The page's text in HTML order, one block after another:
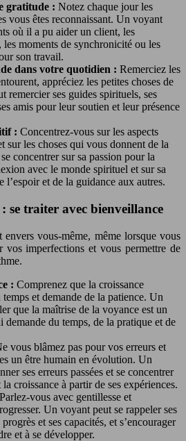
gratitude : Notez chaque jour les
vous êtes reconnaissant. Un voyant
où il a pu aider un client, les
les moments de synchronicité ou les
son travail.
dans votre quotidien : Remerciez les
appréciez les petites choses de
remercier ses guides spirituels, ses
amis pour leur soutien et leur présence
: Concentrez-vous sur les aspects
sur les choses qui vous donnent de la
concentrer sur sa passion pour la
avec le monde spirituel et sur sa
l’espoir et de la guidance aux autres.
se traiter avec bienveillance
vous-même, même lorsque vous
vos imperfections et vous permettre de
: Comprenez que la croissance
et demande de la patience. Un
que la maîtrise de la voyance est un
demande du temps, de la pratique et de
vous blâmez pas pour vos erreurs et
un être humain en évolution. Un
ses erreurs passées et se concentrer
la croissance à partir de ses expériences.
Parlez-vous avec gentillesse et
Un voyant peut se rappeler ses
progrès et ses capacités, et s’encourager
et à se développer.